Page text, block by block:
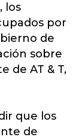
los
por
de
sobre
de AT & T,
que los
de